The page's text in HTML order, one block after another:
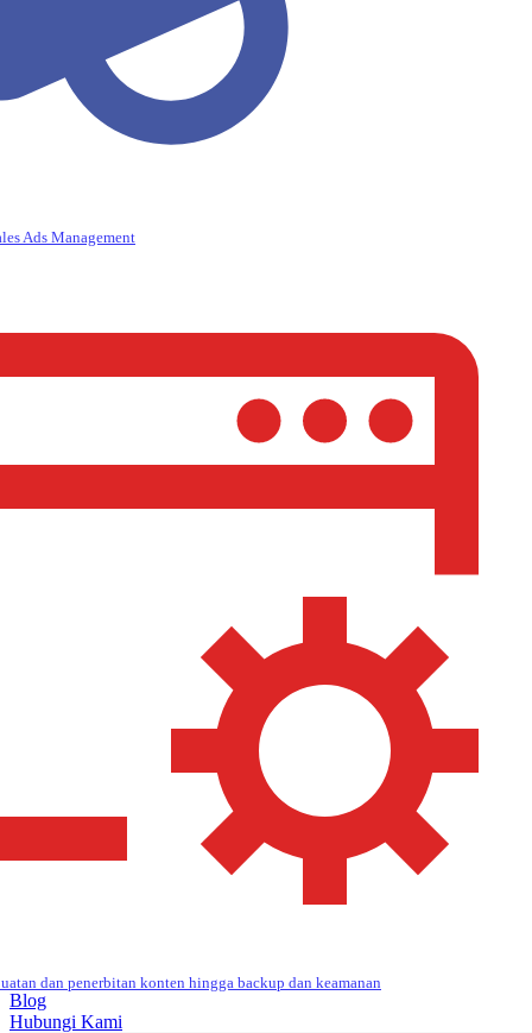
Ads Management
dan penerbitan konten hingga backup dan keamanan
Blog
Hubungi Kami